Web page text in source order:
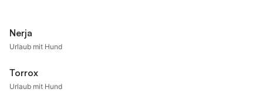
Nerja
Urlaub mit Hund
Torrox
Urlaub mit Hund